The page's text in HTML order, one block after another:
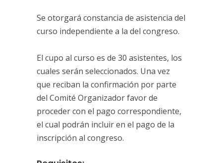
Se otorgará constancia de asistencia del
curso independiente a la del congreso.
El cupo al curso es de 30 asistentes, los
cuales serán seleccionados. Una vez
que reciban la confirmación por parte
del Comité Organizador favor de
proceder con el pago correspondiente,
el cual podrán incluir en el pago de la
inscripción al congreso.